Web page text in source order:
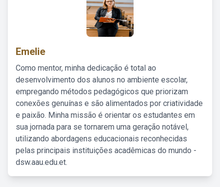
Emelie
Como mentor, minha dedicação é total ao
desenvolvimento dos alunos no ambiente escolar,
empregando métodos pedagógicos que priorizam
conexões genuínas e são alimentados por criatividade
e paixão. Minha missão é orientar os estudantes em
sua jornada para se tornarem uma geração notável,
utilizando abordagens educacionais reconhecidas
pelas principais instituições acadêmicas do mundo -
dsw.aau.edu.et.